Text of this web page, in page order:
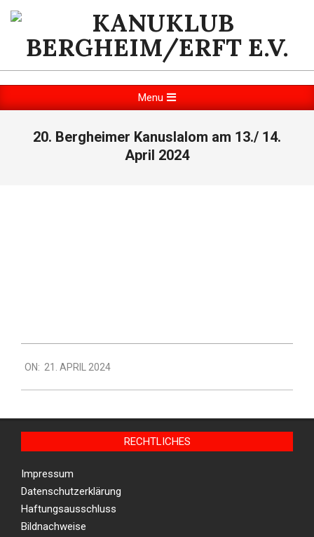
Skip
content
KANUKLUB
BERGHEIM/ERFT
E.V.
Navigation
Menu
20. Bergheimer Kanuslalom am 13./ 14.
April 2024
04-
21
ON: 21. APRIL 2024
RECHTLICHES
Impressum
Datenschutzerklärung
Haftungsausschluss
Bildnachweise